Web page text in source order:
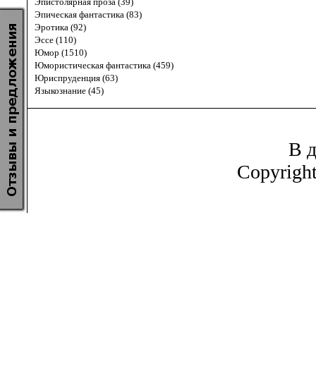
Эпическая фантастика (83)
Эротика (92)
Эссе (110)
Юмор (1510)
Юмористическая фантастика (459)
Юриспруденция (63)
Языкознание (45)
В